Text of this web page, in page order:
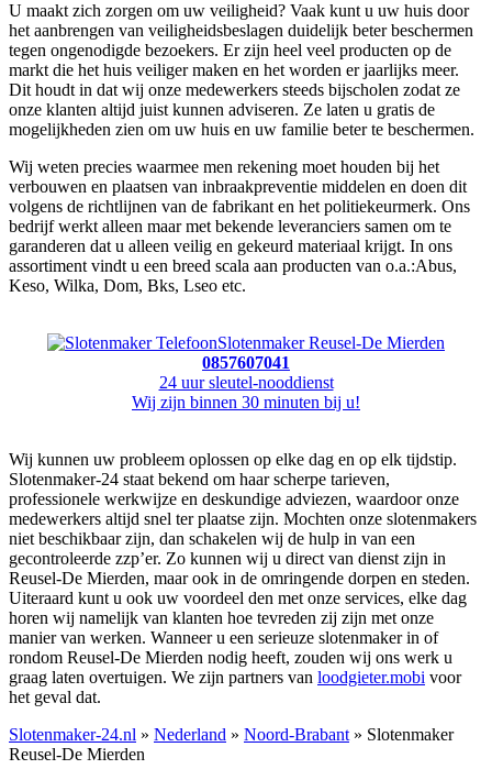
U maakt zich zorgen om uw veiligheid? Vaak kunt u uw huis door
het aanbrengen van veiligheidsbeslagen duidelijk beter beschermen
tegen ongenodigde bezoekers. Er zijn heel veel producten op de
markt die het huis veiliger maken en het worden er jaarlijks meer.
Dit houdt in dat wij onze medewerkers steeds bijscholen zodat ze
onze klanten altijd juist kunnen adviseren. Ze laten u gratis de
mogelijkheden zien om uw huis en uw familie beter te beschermen.
Wij weten precies waarmee men rekening moet houden bij het
verbouwen en plaatsen van inbraakpreventie middelen en doen dit
volgens de richtlijnen van de fabrikant en het politiekeurmerk. Ons
bedrijf werkt alleen maar met bekende leveranciers samen om te
garanderen dat u alleen veilig en gekeurd materiaal krijgt. In ons
assortiment vindt u een breed scala aan producten van o.a.:Abus,
Keso, Wilka, Dom, Bks, Lseo etc.
Slotenmaker Reusel-De Mierden
0857607041
24 uur sleutel-nooddienst
Wij zijn binnen 30 minuten bij u!
Wij kunnen uw probleem oplossen op elke dag en op elk tijdstip.
Slotenmaker-24 staat bekend om haar scherpe tarieven,
professionele werkwijze en deskundige adviezen, waardoor onze
medewerkers altijd snel ter plaatse zijn. Mochten onze slotenmakers
niet beschikbaar zijn, dan schakelen wij de hulp in van een
gecontroleerde zzp’er. Zo kunnen wij u direct van dienst zijn in
Reusel-De Mierden, maar ook in de omringende dorpen en steden.
Uiteraard kunt u ook uw voordeel den met onze services, elke dag
horen wij namelijk van klanten hoe tevreden zij zijn met onze
manier van werken. Wanneer u een serieuze slotenmaker in of
rondom Reusel-De Mierden nodig heeft, zouden wij ons werk u
graag laten overtuigen. We zijn partners van loodgieter.mobi voor
het geval dat.
Slotenmaker-24.nl » Nederland » Noord-Brabant » Slotenmaker
Reusel-De Mierden